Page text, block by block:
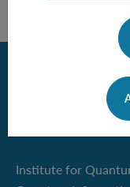
Institute for